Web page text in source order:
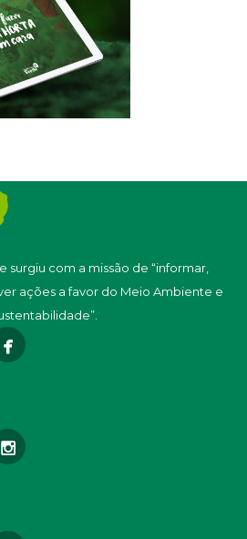
surgiu com a missão de “informar,
ações a favor do Meio Ambiente e